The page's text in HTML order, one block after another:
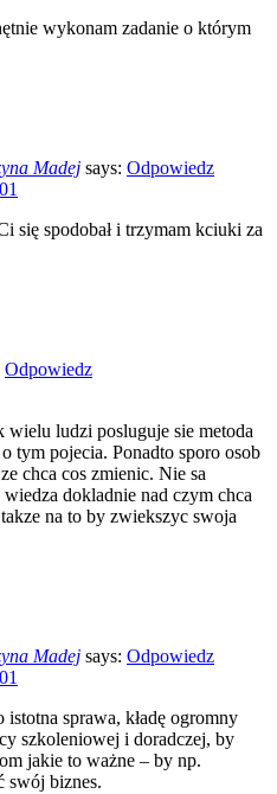
wykonam zadanie o którym
Madej says: Odpowiedz
się spodobał i trzymam kciuki za
Odpowiedz
wielu ludzi posluguje sie metoda
tym pojecia. Ponadto sporo osob
chca cos zmienic. Nie sa
dokladnie nad czym chca
na to by zwiekszyc swoja
Madej says: Odpowiedz
istotna sprawa, kładę ogromny
szkoleniowej i doradczej, by
jakie to ważne – by np.
swój biznes.